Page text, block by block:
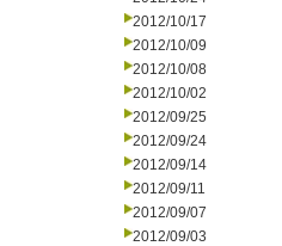
2012/10/17
2012/10/09
2012/10/08
2012/10/02
2012/09/25
2012/09/24
2012/09/14
2012/09/11
2012/09/07
2012/09/03